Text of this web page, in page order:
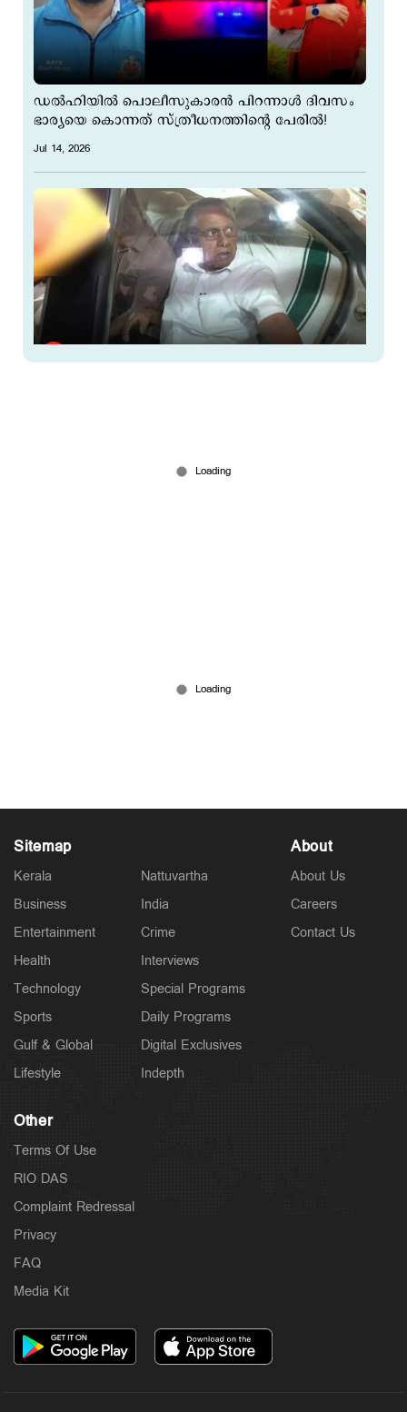
ഡൽഹിയിൽ പൊലീസുകാരൻ പിറന്നാൾ ദിവസം
ഭാര്യയെ കൊന്നത് സ്ത്രീധനത്തിന്റെ പേരിൽ!
Jul 14, 2026
ബൈക്ക് ഡിവൈഡറിലേക്ക് ഇടിച്ചുകയറി;
Sitemap
Kerala
Business
Entertainment
Health
Technology
Sports
Gulf & Global
Lifestyle
Nattuvartha
India
Crime
Interviews
Special Programs
Daily Programs
Digital Exclusives
Indepth
About
About Us
Careers
Contact Us
Other
Terms Of Use
RIO DAS
Complaint Redressal
Privacy
FAQ
Media Kit